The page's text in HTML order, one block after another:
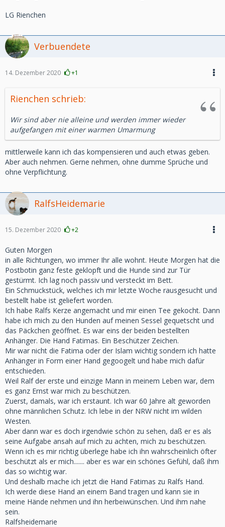
LG Rienchen
Verbuendete
14. Dezember 2020 +1
Rienchen schrieb:
Wir sind aber nie alleine und werden immer wieder
aufgefangen mit einer warmen Umarmung
mittlerweile kann ich das kompensieren und auch etwas geben.
Aber auch nehmen. Gerne nehmen, ohne dumme Sprüche und
ohne Verpflichtung.
RalfsHeidemarie
15. Dezember 2020 +2
Guten Morgen
in alle Richtungen, wo immer Ihr alle wohnt. Heute Morgen hat die
Postbotin ganz feste geklopft und die Hunde sind zur Tür
gestürmt. Ich lag noch passiv und versteckt im Bett.
Ein Schmuckstück, welches ich mir letzte Woche rausgesucht und
bestellt habe ist geliefert worden.
Ich habe Ralfs Kerze angemacht und mir einen Tee gekocht. Dann
habe ich mich zu den Hunden auf meinen Sessel gequetscht und
das Päckchen geöffnet. Es war eins der beiden bestellten
Anhänger. Die Hand Fatimas. Ein Beschützer Zeichen.
Mir war nicht die Fatima oder der Islam wichtig sondern ich hatte
Anhänger in Form einer Hand gegoogelt und habe mich dafür
entschieden.
Weil Ralf der erste und einzige Mann in meinem Leben war, dem
es ganz Ernst war mich zu beschützen.
Zuerst, damals, war ich erstaunt. Ich war 60 Jahre alt geworden
ohne männlichen Schutz. Ich lebe in der NRW nicht im wilden
Westen.
Aber dann war es doch irgendwie schön zu sehen, daß er es als
seine Aufgabe ansah auf mich zu achten, mich zu beschützen.
Wenn ich es mir richtig überlege habe ich ihn wahrscheinlich öfter
beschützt als er mich....... aber es war ein schönes Gefühl, daß ihm
das so wichtig war.
Und deshalb mache ich jetzt die Hand Fatimas zu Ralfs Hand.
Ich werde diese Hand an einem Band tragen und kann sie in
meine Hände nehmen und ihn herbeiwünschen. Und ihm nahe
sein.
Ralfsheidemarie